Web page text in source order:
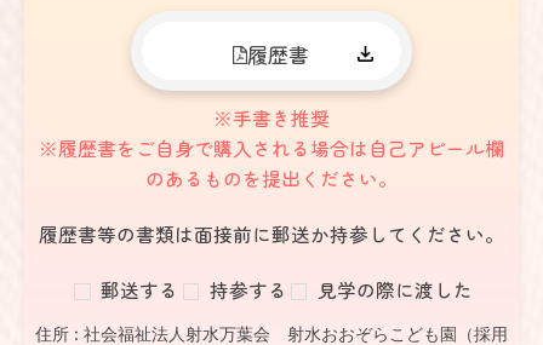
履歴書
※手書き推奨
※履歴書をご自身で購入される場合は自己アピール欄
のあるものを提出ください。
履歴書等の書類は面接前に郵送か持参してください。
郵送する 持参する 見学の際に渡した
住所 : 社会福祉法人射水万葉会 射水おおぞらこども園（採用